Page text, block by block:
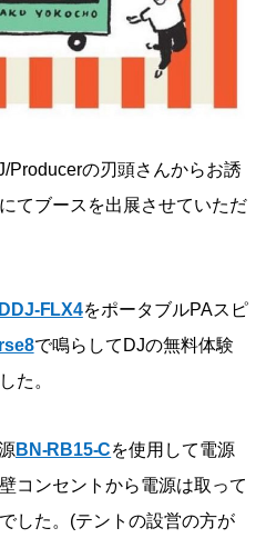
Producerの刃頭さんからお誘
てブースを出展させていただ
DDJ-FLX4をポータブルPAスピ
で鳴らしてDJの無料体験
た。
BN-RB15-Cを使用して電源
コンセントから電源は取って
した。(テントの設営の方が